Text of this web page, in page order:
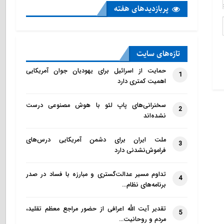
پربازدید‌های هفته
تازه‌‌های سایت
1
حمایت از اسرائیل برای یهودیان جوان آمریکایی
اهمیت کمتری دارد
2
سخنرانی‌های پاپ لئو با هوش مصنوعی درست
نشده‌اند
3
ملت ایران برای دشمن آمریکایی درس‌های
فراموش‌نشدنی دارد
4
تداوم مسیر عدالت‌گستری و مبارزه با فساد در صدر
برنامه‌های نظام…
5
تقدیر آیت الله اعرافی از حضور مراجع معظم تقلید،
مردم و روحانیت…